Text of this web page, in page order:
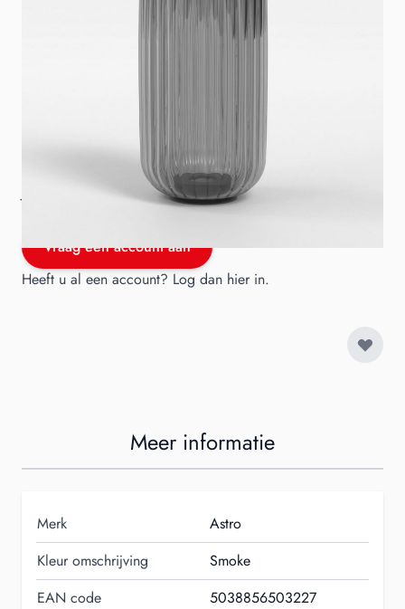
Astro Tacoma Reed Ribbed los glas smoke
Je hebt een B2B account nodig om te kunnen bestellen.
Vraag een account aan of log in.
Vraag een account aan
Heeft u al een account? Log dan hier in.
Meer informatie
Merk
Astro
Kleur omschrijving
Smoke
EAN code
5038856503227